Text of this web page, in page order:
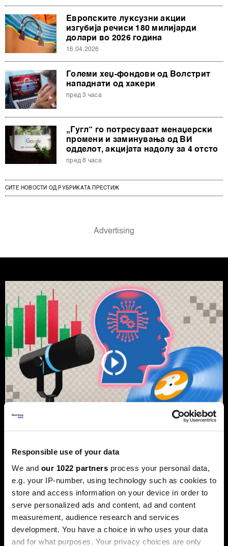
Responsible use of your data
We and our 1022 partners process your personal data,
e.g. your IP-number, using technology such as cookies to
store and access information on your device in order to
serve personalized ads and content, ad and content
measurement, audience research and services
development. You have a choice in who uses your data
and for what purposes. Your privacy choices are only
Европските луксузни акции
изгубија речиси 180 милијарди
долари во 2026 година
16.04.2026
Големи хеџ-фондови од Волстрит
нападнати од хакери
пред 3 часа
„Гугл“ го потресуваат менаџерски
промени и заминувања од ВИ
одделот, акцијата надолу за 4 отсто
пред 8 часа
СИТЕ НОВОСТИ ОД РУБРИКАТА ПРЕСТИЖ
Од Џастин Бибер до Санремо:
Како вашата омилена песна може
да стане инвестиција
попрофитабилна од
недвижнините
Во последните неколку години, музичките права
станаа сè попопуларна форма на инвестирање.